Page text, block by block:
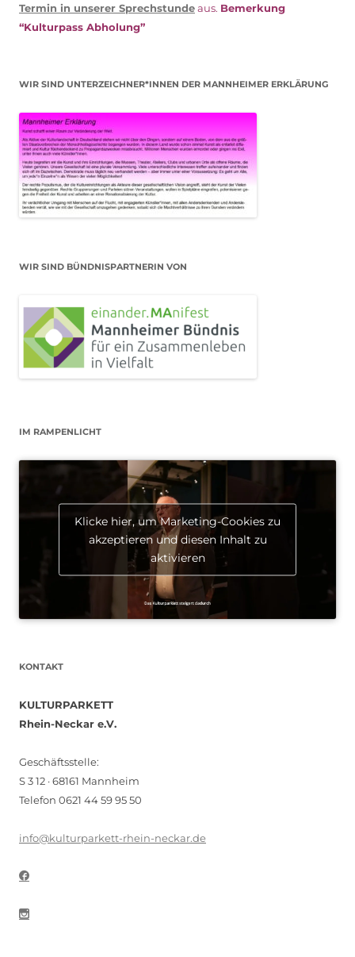
Termin in unserer Sprechstundeaus. Bemerkung
“Kulturpass Abholung”
WIR SIND UNTERZEICHNER*INNEN DER MANNHEIMER ERKLÄRUNG
WIR SIND BÜNDNISPARTNERIN VON
IM RAMPENLICHT
Klicke hier, um Marketing-Cookies zu
akzeptieren und diesen Inhalt zu
aktivieren
KONTAKT
KULTURPARKETT
Rhein-Neckar e.V.
Geschäftsstelle:
S 3 12 · 68161 Mannheim
Telefon 0621 44 59 95 50
info@kulturparkett-rhein-neckar.de